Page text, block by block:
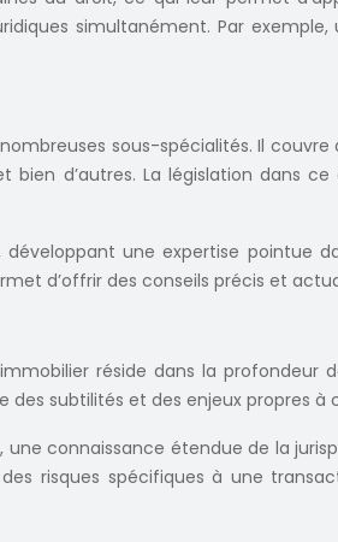
simultanément. Par
sous-spécialités. Il
d’autres. La législation dans
une expertise pointue
d’offrir des conseils précis et
réside dans la profondeur
subtilités et des enjeux propres à
connaissance étendue de la
risques spécifiques à une